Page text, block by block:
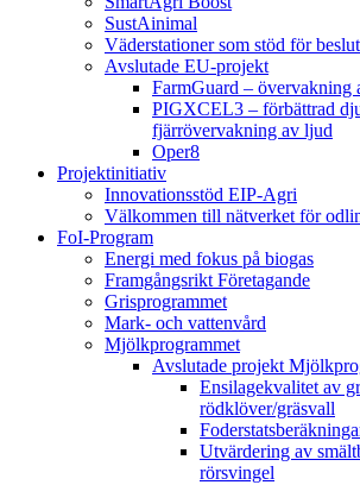
SustAinimal
Väderstationer som stöd för
Avslutade EU-projekt
FarmGuard – övervakning
PIGXCEL3 – förbättrad
fjärrövervakning av ljud
Oper8
Projektinitiativ
Innovationsstöd EIP-Agri
Välkommen till nätverket för
FoI-Program
Energi med fokus på biogas
Framgångsrikt Företagande
Grisprogrammet
Mark- och vattenvård
Mjölkprogrammet
Avslutade projekt
Ensilagekvalitet av
rödklöver/gräsvall
Utvärdering av
rörsvingel